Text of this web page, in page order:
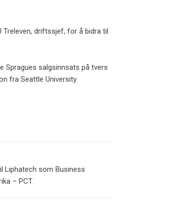
Treleven, driftssjef, for å bidra til
Spragues salgsinnsats på tvers
fra Seattle University.
Liphatech som Business
– PCT